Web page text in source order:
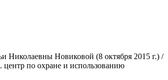
Николаевны Новиковой (8 октября 2015 г.) /
центр по охране и использованию